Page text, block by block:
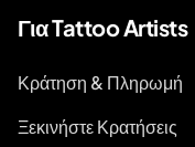
Για Tattoo Artists
Κράτηση & Πληρωμή
Ξεκινήστε Κρατήσεις